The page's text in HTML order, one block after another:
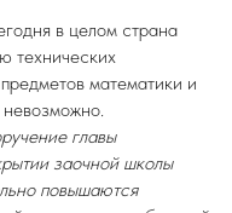
в целом страна
технических
математики и
главы
заочной школы
повышаются